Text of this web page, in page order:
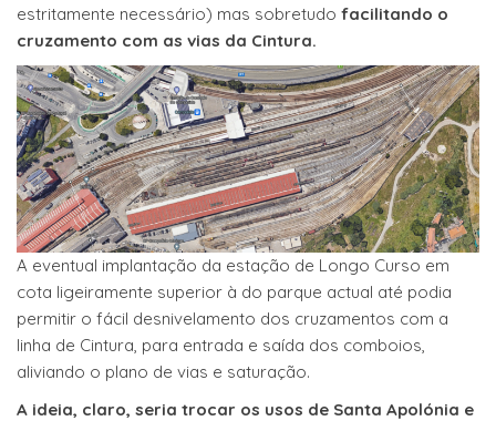
estritamente necessário) mas sobretudo facilitando o
cruzamento com as vias da Cintura.
A eventual implantação da estação de Longo Curso em
cota ligeiramente superior à do parque actual até podia
permitir o fácil desnivelamento dos cruzamentos com a
linha de Cintura, para entrada e saída dos comboios,
aliviando o plano de vias e saturação.
A ideia, claro, seria trocar os usos de Santa Apolónia e